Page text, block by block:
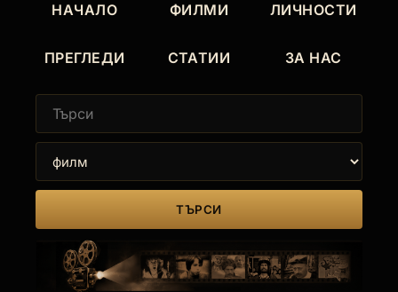
НАЧАЛО ФИЛМИ ЛИЧНОСТИ
ПРЕГЛЕДИ СТАТИИ ЗА НАС
ТЪРСИ